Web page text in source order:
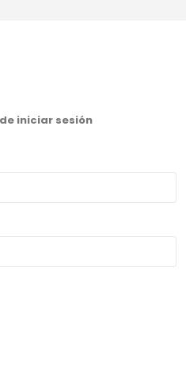
iniciar sesión